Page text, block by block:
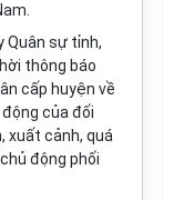
Quân sự tỉnh,
thông báo
cấp huyện về
của đối
xuất cảnh, quá
động phối